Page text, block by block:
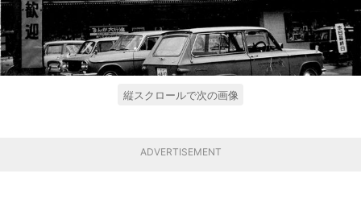
縦スクロールで次の画像
ADVERTISEMENT